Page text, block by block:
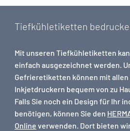
Tiefkühletiketten
Mit unseren Tiefkühletiketten
einfach ausgezeichnet werden.
Gefrieretiketten können mit allen
Inkjetdruckern bequem von zu
Falls Sie noch ein Design für Ihr
benötigen, können Sie den
Online verwenden. Dort bieten